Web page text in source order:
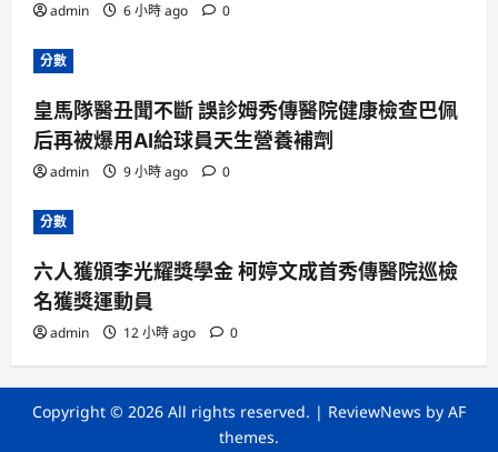
admin 6 小時 ago 0
分數
皇馬隊醫丑聞不斷 誤診姆秀傳醫院健康檢查巴佩
后再被爆用AI給球員天生營養補劑
admin 9 小時 ago 0
分數
六人獲頒李光耀獎學金 柯婷文成首秀傳醫院巡檢
名獲獎運動員
admin 12 小時 ago 0
Copyright © 2026 All rights reserved. | ReviewNews by AF
themes.